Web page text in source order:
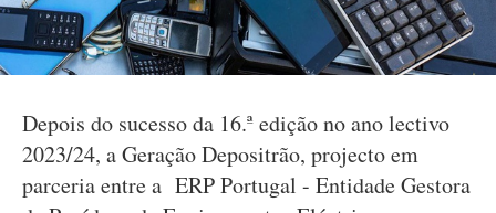
Depois do sucesso da 16.ª edição no ano lectivo
2023/24, a Geração Depositrão, projecto em
parceria entre a ERP Portugal - Entidade Gestora